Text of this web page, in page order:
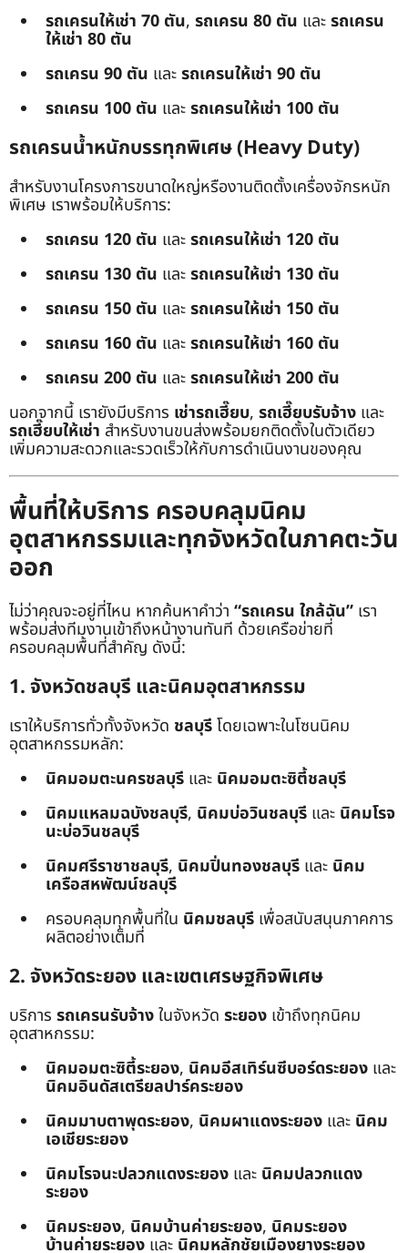
รถเครนให้เช่า 70 ตัน, รถเครน 80 ตัน และรถเครน
ให้เช่า 80 ตัน
รถเครน 90 ตัน และรถเครนให้เช่า 90 ตัน
รถเครน 100 ตัน และรถเครนให้เช่า 100 ตัน
รถเครนน้ำหนักบรรทุกพิเศษ (Heavy Duty)
สำหรับงานโครงการขนาดใหญ่หรืองานติดตั้งเครื่องจักรหนัก
พิเศษ เราพร้อมให้บริการ:
รถเครน 120 ตัน และรถเครนให้เช่า 120 ตัน
รถเครน 130 ตัน และรถเครนให้เช่า 130 ตัน
รถเครน 150 ตัน และรถเครนให้เช่า 150 ตัน
รถเครน 160 ตัน และรถเครนให้เช่า 160 ตัน
รถเครน 200 ตัน และรถเครนให้เช่า 200 ตัน
นอกจากนี้ เรายังมีบริการ เช่ารถเฮี๊ยบ, รถเฮี๊ยบรับจ้าง และ
รถเฮี๊ยบให้เช่า สำหรับงานขนส่งพร้อมยกติดตั้งในตัวเดียว
เพิ่มความสะดวกและรวดเร็วให้กับการดำเนินงานของคุณ
พื้นที่ให้บริการ ครอบคลุมนิคม
อุตสาหกรรมและทุกจังหวัดในภาคตะวัน
ออก
ไม่ว่าคุณจะอยู่ที่ไหน หากค้นหาคำว่า “รถเครน ใกล้ฉัน” เรา
พร้อมส่งทีมงานเข้าถึงหน้างานทันที ด้วยเครือข่ายที่
ครอบคลุมพื้นที่สำคัญ ดังนี้:
1. จังหวัดชลบุรี และนิคมอุตสาหกรรม
เราให้บริการทั่วทั้งจังหวัด ชลบุรีโดยเฉพาะในโซนนิคม
อุตสาหกรรมหลัก:
นิคมอมตะนครชลบุรี และ นิคมอมตะซิตี้ชลบุรี
นิคมแหลมฉบังชลบุรี, นิคมบ่อวินชลบุรี และ นิคมโรจ
นะบ่อวินชลบุรี
นิคมศรีราชาชลบุรี, นิคมปิ่นทองชลบุรี และ นิคม
เครือสหพัฒน์ชลบุรี
ครอบคลุมทุกพื้นที่ใน นิคมชลบุรี เพื่อสนับสนุนภาคการ
ผลิตอย่างเต็มที่
2. จังหวัดระยอง และเขตเศรษฐกิจพิเศษ
บริการ รถเครนรับจ้างในจังหวัด ระยอง เข้าถึงทุกนิคม
อุตสาหกรรม:
นิคมอมตะซิตี้ระยอง, นิคมอีสเทิร์นซีบอร์ดระยอง และ
นิคมอินดัสเตรียลปาร์คระยอง
นิคมมาบตาพุดระยอง, นิคมผาแดงระยอง และ นิคม
เอเชียระยอง
นิคมโรจนะปลวกแดงระยอง และ นิคมปลวกแดง
ระยอง
นิคมระยอง, นิคมบ้านค่ายระยอง, นิคมระยอง
บ้านค่ายระยอง และ นิคมหลักชัยเมืองยางระยอง